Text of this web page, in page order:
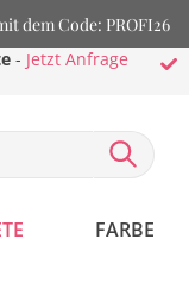
dem Code: PROFI26
- Jetzt Anfrage
FARBE